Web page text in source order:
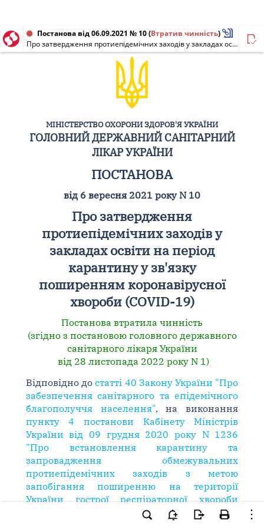
Постанова від 06.09.2021 № 10(Втратив чинність)
Про затвердження протиепідемічних заходів у закладах освіти на період карантину у зв'язку поширенням коронавірусної хвороби (COVID-19)
МІНІСТЕРСТВО ОХОРОНИ ЗДОРОВ'Я УКРАЇНИ
ГОЛОВНИЙ ДЕРЖАВНИЙ САНІТАРНИЙ
ЛІКАР УКРАЇНИ
ПОСТАНОВА
від 6 вересня 2021 року N 10
Про затвердження
протиепідемічних заходів у
закладах освіти на період
карантину у зв'язку
поширенням коронавірусної
хвороби (COVID-19)
Постанова втратила чинність
(згідно з постановою головного державного
санітарного лікаря України
від 28 листопада 2022 року N 1)
Відповідно достатті 40 Закону України "Про
забезпечення санітарного та епідемічного
благополуччя населення", на виконання
пункту 4 постанови Кабінету Міністрів
України від 09 грудня 2020 року N 1236
"Про встановлення карантину та
запровадження обмежувальних
протиепідемічних заходів з метою
запобігання поширенню на території
України гострої респіраторної хвороби
COVID-19, спричиненої коронавірусом